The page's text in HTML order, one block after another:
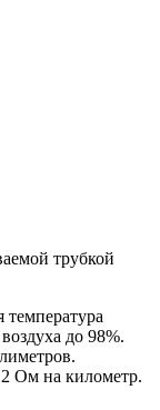
трубкой
до 98%.
Ом на километр.